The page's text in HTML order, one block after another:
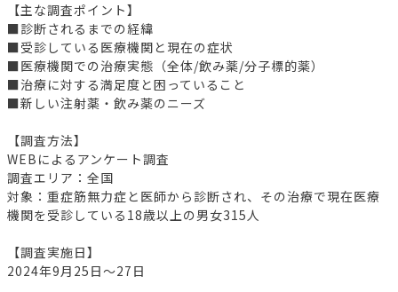
【主な調査ポイント】
■診断されるまでの経緯
■受診している医療機関と現在の症状
■医療機関での治療実態（全体/飲み薬/分子標的薬）
■治療に対する満足度と困っていること
■新しい注射薬・飲み薬のニーズ
【調査方法】
WEBによるアンケート調査
調査エリア：全国
対象：重症筋無力症と医師から診断され、その治療で現在医療
機関を受診している18歳以上の男女315人
【調査実施日】
2024年9月25日～27日